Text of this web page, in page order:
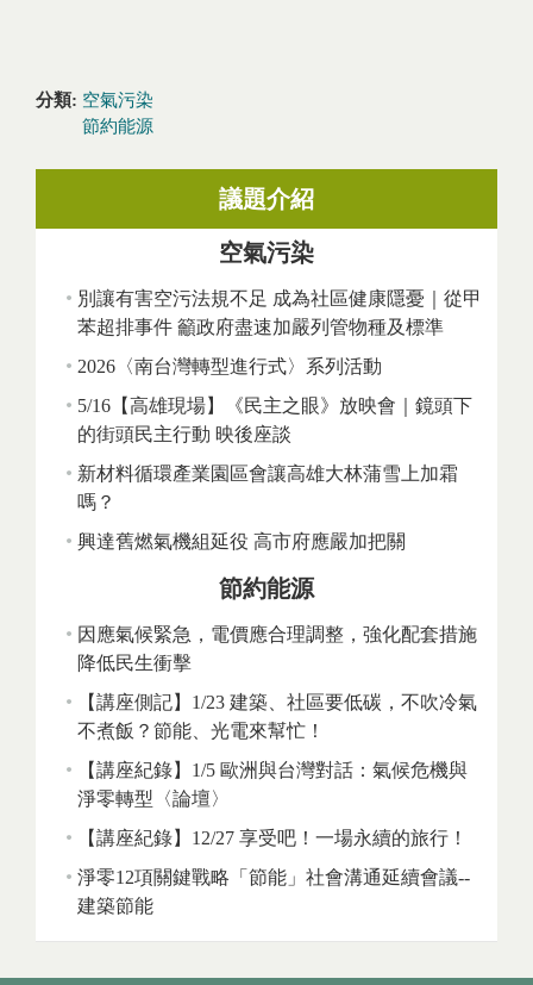
分類: 空氣污染
節約能源
議題介紹
空氣污染
別讓有害空污法規不足 成為社區健康隱憂｜從甲
苯超排事件 籲政府盡速加嚴列管物種及標準
2026〈南台灣轉型進行式〉系列活動
5/16【高雄現場】《民主之眼》放映會｜鏡頭下
的街頭民主行動 映後座談
新材料循環產業園區會讓高雄大林蒲雪上加霜
嗎？
興達舊燃氣機組延役 高市府應嚴加把關
節約能源
因應氣候緊急，電價應合理調整，強化配套措施
降低民生衝擊
【講座側記】1/23 建築、社區要低碳，不吹冷氣
不煮飯？節能、光電來幫忙！
【講座紀錄】1/5 歐洲與台灣對話：氣候危機與
淨零轉型〈論壇〉
【講座紀錄】12/27 享受吧！一場永續的旅行！
淨零12項關鍵戰略「節能」社會溝通延續會議--
建築節能